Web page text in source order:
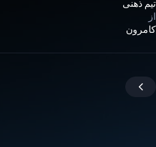
تیم ذهنی
از
کامرون